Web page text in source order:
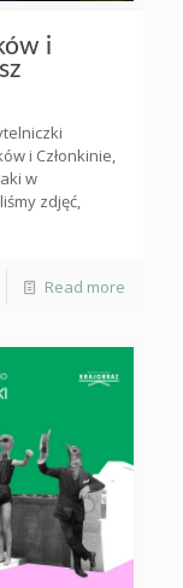
i
i Członkinie,
w
zdjęć,
Read more